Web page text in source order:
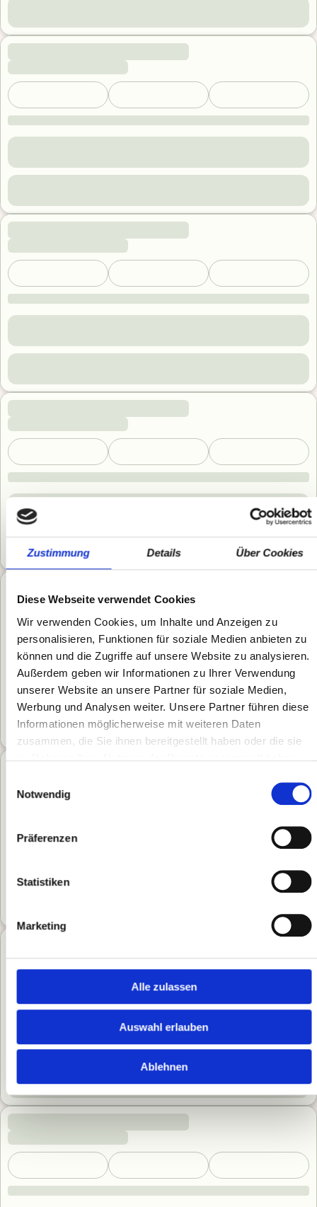
Zustimmung Details Über Cookies
Diese Webseite verwendet Cookies
Wir verwenden Cookies, um Inhalte und Anzeigen zu
personalisieren, Funktionen für soziale Medien anbieten zu
können und die Zugriffe auf unsere Website zu analysieren.
Außerdem geben wir Informationen zu Ihrer Verwendung
unserer Website an unsere Partner für soziale Medien,
Werbung und Analysen weiter. Unsere Partner führen diese
Informationen möglicherweise mit weiteren Daten
zusammen, die Sie ihnen bereitgestellt haben oder die sie
Notwendig
Präferenzen
Statistiken
Marketing
Alle zulassen
Auswahl erlauben
Ablehnen